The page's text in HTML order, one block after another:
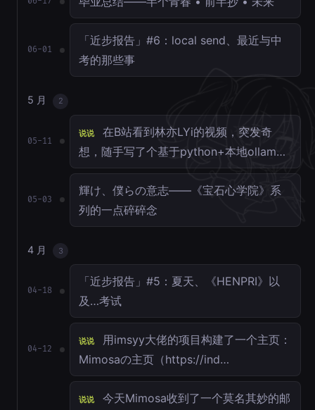
06-01
「近步报告」#6：local send、最近与中
考的那些事
5 月 2
05-11
说说
在B站看到林亦LYi的视频，突发奇
想，随手写了个基于python+本地ollam…
05-03
輝け、僕らの意志——《宝石心学院》系
列的一点碎碎念
4 月 3
04-18
「近步报告」#5：夏天、《HENPRI》以
及…考试
04-12
说说
用imsyy大佬的项目构建了一个主页：
Mimosaの主页（https://ind…
说说
今天Mimosa收到了一个莫名其妙的邮